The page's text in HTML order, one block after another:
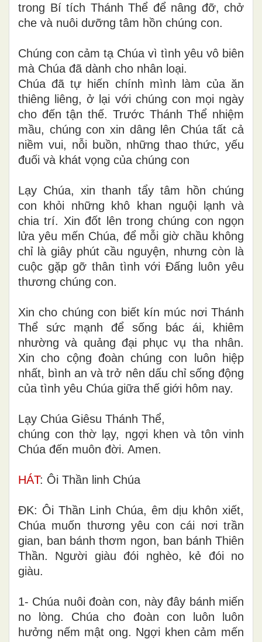
trong Bí tích Thánh Thể để nâng đỡ, chở
che và nuôi dưỡng tâm hồn chúng con.
Chúng con cảm tạ Chúa vì tình yêu vô biên
mà Chúa đã dành cho nhân loại.
Chúa đã tự hiến chính mình làm của ăn
thiêng liêng, ở lại với chúng con mọi ngày
cho đến tận thế. Trước Thánh Thể nhiệm
mầu, chúng con xin dâng lên Chúa tất cả
niềm vui, nỗi buồn, những thao thức, yếu
đuối và khát vọng của chúng con
Lạy Chúa, xin thanh tẩy tâm hồn chúng
con khỏi những khô khan nguội lạnh và
chia trí. Xin đốt lên trong chúng con ngọn
lửa yêu mến Chúa, để mỗi giờ chầu không
chỉ là giây phút cầu nguyện, nhưng còn là
cuộc gặp gỡ thân tình với Đấng luôn yêu
thương chúng con.
Xin cho chúng con biết kín múc nơi Thánh
Thể sức mạnh để sống bác ái, khiêm
nhường và quảng đại phục vụ tha nhân.
Xin cho cộng đoàn chúng con luôn hiệp
nhất, bình an và trở nên dấu chỉ sống động
của tình yêu Chúa giữa thế giới hôm nay.
Lạy Chúa Giêsu Thánh Thể,
chúng con thờ lạy, ngợi khen và tôn vinh
Chúa đến muôn đời. Amen.
HÁT: Ôi Thần linh Chúa
ĐK: Ôi Thần Linh Chúa, êm dịu khôn xiết,
Chúa muốn thương yêu con cái nơi trần
gian, ban bánh thơm ngon, ban bánh Thiên
Thần. Người giàu đói nghèo, kẻ đói no
giàu.
1- Chúa nuôi đoàn con, này đây bánh miến
no lòng. Chúa cho đoàn con luôn luôn
hưởng nếm mật ong. Ngợi khen cảm mến